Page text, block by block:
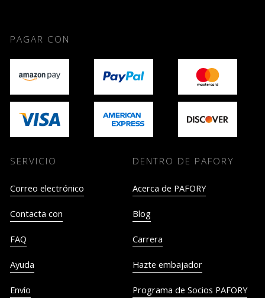
PAGAR CON
SERVICIO
Correo electrónico
Contacta con
FAQ
Ayuda
Envío
DENTRO DE PAFORY
Acerca de PAFORY
Blog
Carrera
Hazte embajador
Programa de Socios PAFORY